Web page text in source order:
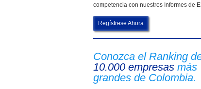
competencia con nuestros Informes de
Regístrese Ahora
Conozca el Ranking
10.000 empresas más
grandes de Colombia.